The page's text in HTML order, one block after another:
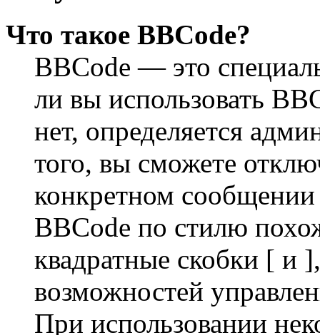
Что такое BBCode?
BBCode — это
ли вы использовать
нет, определяется
того, вы сможете
конкретном
BBCode по стилю
квадратные скобки [ и
возможностей
При использовании